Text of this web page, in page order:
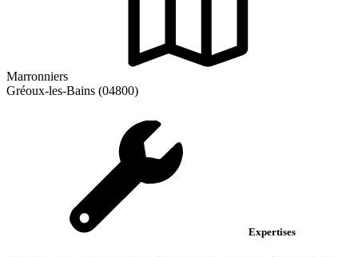
Marronniers
Gréoux-les-Bains (04800)
Expertises